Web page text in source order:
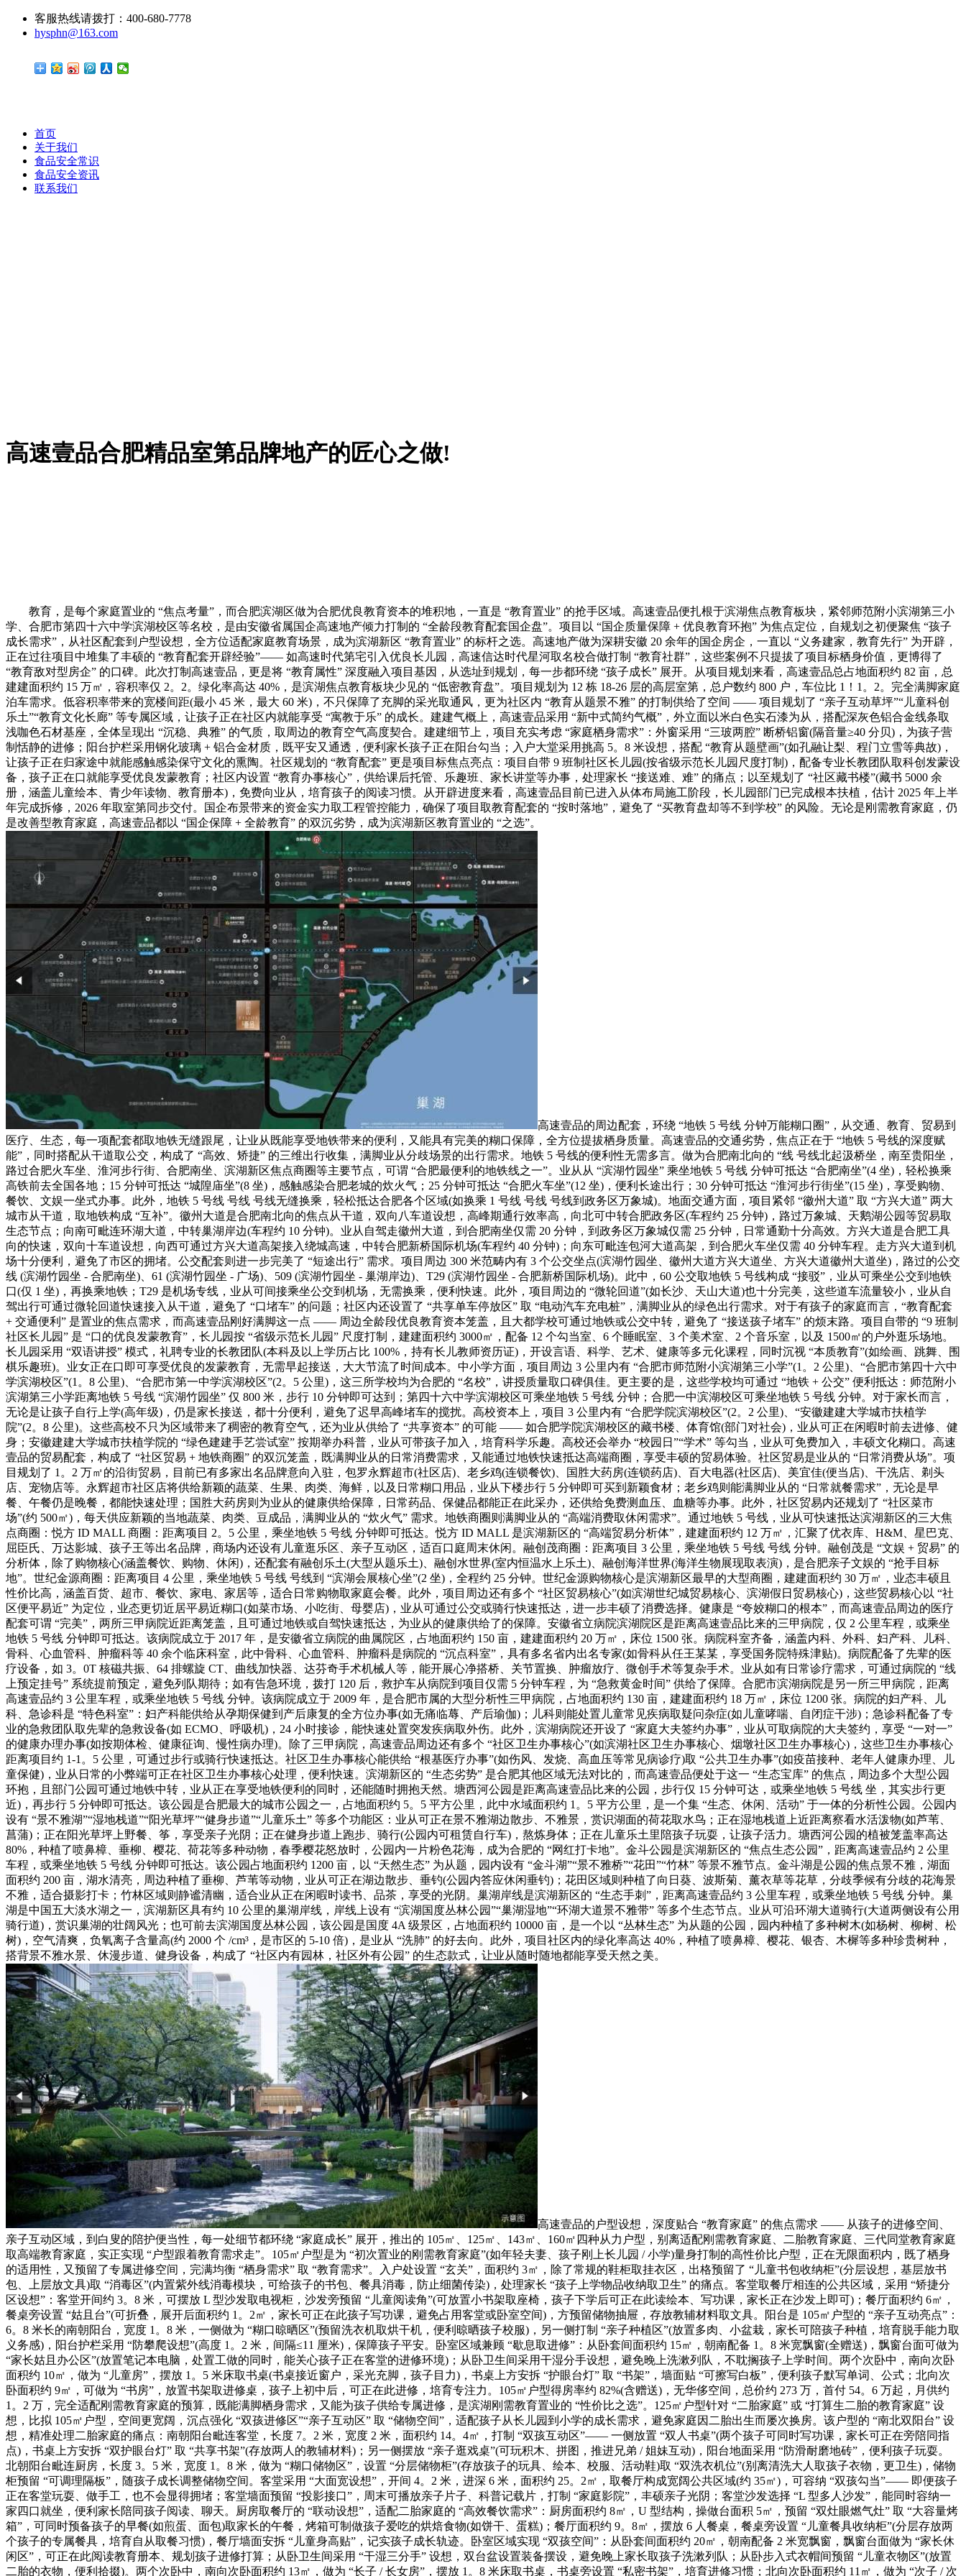
客服热线请拨打：400-680-7778
hysphn@163.com
首页
关于我们
食品安全常识
食品安全资讯
联系我们
高速壹品合肥精品室第品牌地产的匠心之做!
教育，是每个家庭置业的 “焦点考量”，而合肥滨湖区做为合肥优良教育资本的堆积地，一直是 “教育置业” 的抢手区域。高速壹品便扎根于滨湖焦点教育板块，紧邻师范附小滨湖第三小
学、合肥市第四十六中学滨湖校区等名校，是由安徽省属国企高速地产倾力打制的 “全龄段教育配套国企盘”。项目以 “国企质量保障 + 优良教育环抱” 为焦点定位，自规划之初便聚焦 “孩子
成长需求”，从社区配套到户型设想，全方位适配家庭教育场景，成为滨湖新区 “教育置业” 的标杆之选。高速地产做为深耕安徽 20 余年的国企房企，一直以 “义务建家，教育先行” 为开辟，
正在过往项目中堆集了丰硕的 “教育配套开辟经验”—— 如高速时代第宅引入优良长儿园，高速信达时代星河取名校合做打制 “教育社群”，这些案例不只提拔了项目标栖身价值，更博得了
“教育敌对型房企” 的口碑。此次打制高速壹品，更是将 “教育属性” 深度融入项目基因，从选址到规划，每一步都环绕 “孩子成长” 展开。从项目规划来看，高速壹品总占地面积约 82 亩，总
建建面积约 15 万㎡，容积率仅 2。2。绿化率高达 40%，是滨湖焦点教育板块少见的 “低密教育盘”。项目规划为 12 栋 18-26 层的高层室第，总户数约 800 户，车位比 1！1。2。完全满脚家庭
泊车需求。低容积率带来的宽楼间距(最小 45 米，最大 60 米)，不只保障了充脚的采光取通风，更为社区内 “教育从题景不雅” 的打制供给了空间 —— 项目规划了 “亲子互动草坪”“儿童科创
乐土”“教育文化长廊” 等专属区域，让孩子正在社区内就能享受 “寓教于乐” 的成长。建建气概上，高速壹品采用 “新中式简约气概”，外立面以米白色实石漆为从，搭配深灰色铝合金线条取
浅咖色石材基座，全体呈现出 “沉稳、典雅” 的气质，取周边的教育空气高度契合。建建细节上，项目充实考虑 “家庭栖身需求”：外窗采用 “三玻两腔” 断桥铝窗(隔音量≥40 分贝)，为孩子营
制恬静的进修；阳台护栏采用钢化玻璃 + 铝合金材质，既平安又通透，便利家长孩子正在阳台勾当；入户大堂采用挑高 5。8 米设想，搭配 “教育从题壁画”(如孔融让梨、程门立雪等典故)，
让孩子正在归家途中就能感触感染保守文化的熏陶。社区规划的 “教育配套” 更是项目标焦点亮点：项目自带 9 班制社区长儿园(按省级示范长儿园尺度打制)，配备专业长教团队取科创发蒙设
备，孩子正在口就能享受优良发蒙教育；社区内设置 “教育办事核心”，供给课后托管、乐趣班、家长讲堂等办事，处理家长 “接送难、难” 的痛点；以至规划了 “社区藏书楼”(藏书 5000 余
册，涵盖儿童绘本、青少年读物、教育册本)，免费向业从，培育孩子的阅读习惯。从开辟进度来看，高速壹品目前已进入从体布局施工阶段，长儿园部门已完成根本扶植，估计 2025 年上半
年完成拆修，2026 年取室第同步交付。国企布景带来的资金实力取工程管控能力，确保了项目取教育配套的 “按时落地”，避免了 “买教育盘却等不到学校” 的风险。无论是刚需教育家庭，仍
是改善型教育家庭，高速壹品都以 “国企保障 + 全龄教育” 的双沉劣势，成为滨湖新区教育置业的 “之选”。
高速壹品的周边配套，环绕 “地铁 5 号线 分钟万能糊口圈”，从交通、教育、贸易到
医疗、生态，每一项配套都取地铁无缝跟尾，让业从既能享受地铁带来的便利，又能具有完美的糊口保障，全方位提拔栖身质量。高速壹品的交通劣势，焦点正在于 “地铁 5 号线的深度赋
能”，同时搭配从干道取公交，构成了 “高效、矫捷” 的三维出行收集，满脚业从分歧场景的出行需求。地铁 5 号线的便利性无需多言。做为合肥南北向的 “线 号线北起汲桥坐，南至贵阳坐，
路过合肥火车坐、淮河步行街、合肥南坐、滨湖新区焦点商圈等主要节点，可谓 “合肥最便利的地铁线之一”。业从从 “滨湖竹园坐” 乘坐地铁 5 号线 分钟可抵达 “合肥南坐”(4 坐)，轻松换乘
高铁前去全国各地；15 分钟可抵达 “城隍庙坐”(8 坐)，感触感染合肥老城的炊火气；25 分钟可抵达 “合肥火车坐”(12 坐)，便利长途出行；30 分钟可抵达 “淮河步行街坐”(15 坐)，享受购物、
餐饮、文娱一坐式办事。此外，地铁 5 号线 号线 号线无缝换乘，轻松抵达合肥各个区域(如换乘 1 号线 号线 号线到政务区万象城)。地面交通方面，项目紧邻 “徽州大道” 取 “方兴大道” 两大
城市从干道，取地铁构成 “互补”。徽州大道是合肥南北向的焦点从干道，双向八车道设想，高峰期通行效率高，向北可中转合肥政务区(车程约 25 分钟)，路过万象城、天鹅湖公园等贸易取
生态节点；向南可毗连环湖大道，中转巢湖岸边(车程约 10 分钟)。业从自驾走徽州大道，到合肥南坐仅需 20 分钟，到政务区万象城仅需 25 分钟，日常通勤十分高效。方兴大道是合肥工具
向的快速，双向十车道设想，向西可通过方兴大道高架接入绕城高速，中转合肥新桥国际机场(车程约 40 分钟)；向东可毗连包河大道高架，到合肥火车坐仅需 40 分钟车程。走方兴大道到机
场十分便利，避免了市区的拥堵。公交配套则进一步完美了 “短途出行” 需求。项目周边 300 米范畴内有 3 个公交坐点(滨湖竹园坐、徽州大道方兴大道坐、方兴大道徽州大道坐)，路过的公交
线 (滨湖竹园坐 - 合肥南坐)、61 (滨湖竹园坐 - 广场)、509 (滨湖竹园坐 - 巢湖岸边)、T29 (滨湖竹园坐 - 合肥新桥国际机场)。此中，60 公交取地铁 5 号线构成 “接驳”，业从可乘坐公交到地铁
口(仅 1 坐)，再换乘地铁；T29 是机场专线，业从可间接乘坐公交到机场，无需换乘，便利快速。此外，项目周边的 “微轮回道”(如长沙、天山大道)也十分完美，这些道车流量较小，业从自
驾出行可通过微轮回道快速接入从干道，避免了 “口堵车” 的问题；社区内还设置了 “共享单车停放区” 取 “电动汽车充电桩”，满脚业从的绿色出行需求。对于有孩子的家庭而言，“教育配套
+ 交通便利” 是置业的焦点需求，而高速壹品刚好满脚这一点 —— 周边全龄段优良教育资本笼盖，且大都学校可通过地铁或公交中转，避免了 “接送孩子堵车” 的烦末路。项目自带的 “9 班制
社区长儿园” 是 “口的优良发蒙教育”，长儿园按 “省级示范长儿园” 尺度打制，建建面积约 3000㎡，配备 12 个勾当室、6 个睡眠室、3 个美术室、2 个音乐室，以及 1500㎡的户外逛乐场地。
长儿园采用 “双语讲授” 模式，礼聘专业的长教团队(本科及以上学历占比 100%，持有长儿教师资历证)，开设言语、科学、艺术、健康等多元化课程，同时沉视 “本质教育”(如绘画、跳舞、围
棋乐趣班)。业女正在口即可享受优良的发蒙教育，无需早起接送，大大节流了时间成本。中小学方面，项目周边 3 公里内有 “合肥市师范附小滨湖第三小学”(1。2 公里)、“合肥市第四十六中
学滨湖校区”(1。8 公里)、“合肥市第一中学滨湖校区”(2。5 公里)，这三所学校均为合肥的 “名校”，讲授质量取口碑俱佳。更主要的是，这些学校均可通过 “地铁 + 公交” 便利抵达：师范附小
滨湖第三小学距离地铁 5 号线 “滨湖竹园坐” 仅 800 米，步行 10 分钟即可达到；第四十六中学滨湖校区可乘坐地铁 5 号线 分钟；合肥一中滨湖校区可乘坐地铁 5 号线 分钟。对于家长而言，
无论是让孩子自行上学(高年级)，仍是家长接送，都十分便利，避免了迟早高峰堵车的搅扰。高校资本上，项目 3 公里内有 “合肥学院滨湖校区”(2。2 公里)、“安徽建建大学城市扶植学
院”(2。8 公里)。这些高校不只为区域带来了稠密的教育空气，还为业从供给了 “共享资本” 的可能 —— 如合肥学院滨湖校区的藏书楼、体育馆(部门对社会)，业从可正在闲暇时前去进修、健
身；安徽建建大学城市扶植学院的 “绿色建建手艺尝试室” 按期举办科普，业从可带孩子加入，培育科学乐趣。高校还会举办 “校园日”“学术” 等勾当，业从可免费加入，丰硕文化糊口。高速
壹品的贸易配套，构成了 “社区贸易 + 地铁商圈” 的双沉笼盖，既满脚业从的日常消费需求，又能通过地铁快速抵达高端商圈，享受丰硕的贸易体验。社区贸易是业从的 “日常消费从场”。项
目规划了 1。2 万㎡的沿街贸易，目前已有多家出名品牌意向入驻，包罗永辉超市(社区店)、老乡鸡(连锁餐饮)、国胜大药房(连锁药店)、百大电器(社区店)、美宜佳(便当店)、干洗店、剃头
店、宠物店等。永辉超市社区店将供给新颖的蔬菜、生果、肉类、海鲜，以及日常糊口用品，业从下楼步行 5 分钟即可买到新颖食材；老乡鸡则能满脚业从的 “日常就餐需求”，无论是早
餐、午餐仍是晚餐，都能快速处理；国胜大药房则为业从的健康供给保障，日常药品、保健品都能正在此采办，还供给免费测血压、血糖等办事。此外，社区贸易内还规划了 “社区菜市
场”(约 500㎡)，每天供应新颖的当地蔬菜、肉类、豆成品，满脚业从的 “炊火气” 需求。地铁商圈则满脚业从的 “高端消费取休闲需求”。通过地铁 5 号线，业从可快速抵达滨湖新区的三大焦
点商圈：悦方 ID MALL 商圈：距离项目 2。5 公里，乘坐地铁 5 号线 分钟即可抵达。悦方 ID MALL 是滨湖新区的 “高端贸易分析体”，建建面积约 12 万㎡，汇聚了优衣库、H&M、星巴克、
屈臣氏、万达影城、孩子王等出名品牌，商场内还设有儿童逛乐区、亲子互动区，适百口庭周末休闲。融创茂商圈：距离项目 3 公里，乘坐地铁 5 号线 号线 分钟。融创茂是 “文娱 + 贸易” 的
分析体，除了购物核心(涵盖餐饮、购物、休闲)，还配套有融创乐土(大型从题乐土)、融创水世界(室内恒温水上乐土)、融创海洋世界(海洋生物展现取表演)，是合肥亲子文娱的 “抢手目标
地”。世纪金源商圈：距离项目 4 公里，乘坐地铁 5 号线 号线到 “滨湖会展核心坐”(2 坐)，全程约 25 分钟。世纪金源购物核心是滨湖新区最早的大型商圈，建建面积约 30 万㎡，业态丰硕且
性价比高，涵盖百货、超市、餐饮、家电、家居等，适合日常购物取家庭会餐。此外，项目周边还有多个 “社区贸易核心”(如滨湖世纪城贸易核心、滨湖假日贸易核心)，这些贸易核心以 “社
区便平易近” 为定位，业态更切近居平易近糊口(如菜市场、小吃街、母婴店)，业从可通过公交或骑行快速抵达，进一步丰硕了消费选择。健康是 “夸姣糊口的根本”，而高速壹品周边的医疗
配套可谓 “完美”，两所三甲病院近距离笼盖，且可通过地铁或自驾快速抵达，为业从的健康供给了的保障。安徽省立病院滨湖院区是距离高速壹品比来的三甲病院，仅 2 公里车程，或乘坐
地铁 5 号线 分钟即可抵达。该病院成立于 2017 年，是安徽省立病院的曲属院区，占地面积约 150 亩，建建面积约 20 万㎡，床位 1500 张。病院科室齐备，涵盖内科、外科、妇产科、儿科、
骨科、心血管科、肿瘤科等 40 余个临床科室，此中骨科、心血管科、肿瘤科是病院的 “沉点科室”，具有多名省内出名专家(如骨科从任王某某，享受国务院特殊津贴)。病院配备了先辈的医
疗设备，如 3。0T 核磁共振、64 排螺旋 CT、曲线加快器、达芬奇手术机械人等，能开展心净搭桥、关节置换、肿瘤放疗、微创手术等复杂手术。业从如有日常诊疗需求，可通过病院的 “线
上预定挂号” 系统提前预定，避免列队期待；如有告急环境，拨打 120 后，救护车从病院到项目仅需 5 分钟车程，为 “急救黄金时间” 供给了保障。合肥市滨湖病院是另一所三甲病院，距离
高速壹品约 3 公里车程，或乘坐地铁 5 号线 分钟。该病院成立于 2009 年，是合肥市属的大型分析性三甲病院，占地面积约 130 亩，建建面积约 18 万㎡，床位 1200 张。病院的妇产科、儿
科、急诊科是 “特色科室”：妇产科能供给从孕期保健到产后康复的全方位办事(如无痛临蓐、产后瑜伽)；儿科则能处置儿童常见疾病取疑问杂症(如儿童哮喘、自闭症干涉)；急诊科配备了专
业的急救团队取先辈的急救设备(如 ECMO、呼吸机)，24 小时接诊，能快速处置突发疾病取外伤。此外，滨湖病院还开设了 “家庭大夫签约办事”，业从可取病院的大夫签约，享受 “一对一”
的健康办理办事(如按期体检、健康征询、慢性病办理)。除了三甲病院，高速壹品周边还有多个 “社区卫生办事核心”(如滨湖社区卫生办事核心、烟墩社区卫生办事核心)，这些卫生办事核心
距离项目约 1-1。5 公里，可通过步行或骑行快速抵达。社区卫生办事核心能供给 “根基医疗办事”(如伤风、发烧、高血压等常见病诊疗)取 “公共卫生办事”(如疫苗接种、老年人健康办理、儿
童保健)，业从日常的小弊端可正在社区卫生办事核心处理，便利快速。滨湖新区的 “生态劣势” 是合肥其他区域无法对比的，而高速壹品便处于这一 “生态宝库” 的焦点，周边多个大型公园
环抱，且部门公园可通过地铁中转，业从正在享受地铁便利的同时，还能随时拥抱天然。塘西河公园是距离高速壹品比来的公园，步行仅 15 分钟可达，或乘坐地铁 5 号线 坐，其实步行更
近)，再步行 5 分钟即可抵达。该公园是合肥最大的城市公园之一，占地面积约 5。5 平方公里，此中水域面积约 1。5 平方公里，是一个集 “生态、休闲、活动” 于一体的分析性公园。公园内
设有 “景不雅湖”“湿地栈道”“阳光草坪”“健身步道”“儿童乐土” 等多个功能区：业从可正在景不雅湖边散步、不雅景，赏识湖面的荷花取水鸟；正在湿地栈道上近距离察看水活泼物(如芦苇、
菖蒲)；正在阳光草坪上野餐、筝，享受亲子光阴；正在健身步道上跑步、骑行(公园内可租赁自行车)，熬炼身体；正在儿童乐土里陪孩子玩耍，让孩子活力。塘西河公园的植被笼盖率高达
80%，种植了喷鼻樟、垂柳、樱花、荷花等多种动物，春季樱花怒放时，公园内一片粉色花海，成为合肥的 “网红打卡地”。金斗公园是滨湖新区的 “焦点生态公园”，距离高速壹品约 2 公里
车程，或乘坐地铁 5 号线 分钟即可抵达。该公园占地面积约 1200 亩，以 “天然生态” 为从题，园内设有 “金斗湖”“景不雅桥”“花田”“竹林” 等景不雅节点。金斗湖是公园的焦点景不雅，湖面
面积约 200 亩，湖水清亮，周边种植了垂柳、芦苇等动物，业从可正在湖边散步、垂钓(公园内答应休闲垂钓)；花田区域则种植了向日葵、波斯菊、薰衣草等花草，分歧季候有分歧的花海景
不雅，适合摄影打卡；竹林区域则静谧清幽，适合业从正在闲暇时读书、品茶，享受的光阴。巢湖岸线是滨湖新区的 “生态手刺”，距离高速壹品约 3 公里车程，或乘坐地铁 5 号线 分钟。巢
湖是中国五大淡水湖之一，滨湖新区具有约 10 公里的巢湖岸线，岸线上设有 “滨湖国度丛林公园”“巢湖湿地”“环湖大道景不雅带” 等多个生态节点。业从可沿环湖大道骑行(大道两侧设有公用
骑行道)，赏识巢湖的壮阔风光；也可前去滨湖国度丛林公园，该公园是国度 4A 级景区，占地面积约 10000 亩，是一个以 “丛林生态” 为从题的公园，园内种植了多种树木(如杨树、柳树、松
树)，空气清爽，负氧离子含量高(约 2000 个 /cm³，是市区的 5-10 倍)，是业从 “洗肺” 的好去向。此外，项目社区内的绿化率高达 40%，种植了喷鼻樟、樱花、银杏、木樨等多种珍贵树种，
搭背景不雅水景、休漫步道、健身设备，构成了 “社区内有园林，社区外有公园” 的生态款式，让业从随时随地都能享受天然之美。
高速壹品的户型设想，深度贴合 “教育家庭” 的焦点需求 —— 从孩子的进修空间、
亲子互动区域，到白叟的陪护便当性，每一处细节都环绕 “家庭成长” 展开，推出的 105㎡、125㎡、143㎡、160㎡四种从力户型，别离适配刚需教育家庭、二胎教育家庭、三代同堂教育家庭
取高端教育家庭，实正实现 “户型跟着教育需求走”。105㎡户型是为 “初次置业的刚需教育家庭”(如年轻夫妻、孩子刚上长儿园 / 小学)量身打制的高性价比户型，正在无限面积内，既了栖身
的适用性，又预留了专属进修空间，完满均衡 “栖身需求” 取 “教育需求”。入户处设置 “玄关”，面积约 3㎡，除了常规的鞋柜取挂衣区，出格预留了 “儿童书包收纳柜”(分层设想，基层放书
包、上层放文具)取 “消毒区”(内置紫外线消毒模块，可给孩子的书包、餐具消毒，防止细菌传染)，处理家长 “孩子上学物品收纳取卫生” 的痛点。客堂取餐厅相连的公共区域，采用 “矫捷分
区设想”：客堂开间约 3。8 米，可摆放 L 型沙发取电视柜，沙发旁预留 “儿童阅读角”(可放置小书架取座椅，孩子下学后可正在此读绘本、写功课，家长正在沙发上即可)；餐厅面积约 6㎡，
餐桌旁设置 “姑且台”(可折叠，展开后面积约 1。2㎡，家长可正在此孩子写功课，避免占用客堂或卧室空间)，方预留储物抽屉，存放教辅材料取文具。阳台是 105㎡户型的 “亲子互动亮点”：
6。8 米长的南朝阳台，宽度 1。8 米，一侧做为 “糊口晾晒区”(预留洗衣机取烘干机，便利晾晒孩子校服)，另一侧打制 “亲子种植区”(放置多肉、小盆栽，家长可陪孩子种植，培育脱手能力取
义务感)，阳台护栏采用 “防攀爬设想”(高度 1。2 米，间隔≤11 厘米)，保障孩子平安。卧室区域兼顾 “歇息取进修”：从卧套间面积约 15㎡，朝南配备 1。8 米宽飘窗(全赠送)，飘窗台面可做为
“家长姑且办公区”(放置笔记本电脑，处置工做的同时，能关心孩子正在客堂的进修环境)；从卧卫生间采用干湿分手设想，避免晚上洗漱列队，不耽搁孩子上学时间。两个次卧中，南向次卧
面积约 10㎡，做为 “儿童房”，摆放 1。5 米床取书桌(书桌接近窗户，采光充脚，孩子目力)，书桌上方安拆 “护眼台灯” 取 “书架”，墙面贴 “可擦写白板”，便利孩子默写单词、公式；北向次
卧面积约 9㎡，可做为 “书房”，放置书架取进修桌，孩子上初中后，可正在此进修，培育专注力。105㎡户型得房率约 82%(含赠送)，无华侈空间，总价约 273 万，首付 54。6 万起，月供约
1。2 万，完全适配刚需教育家庭的预算，既能满脚栖身需求，又能为孩子供给专属进修，是滨湖刚需教育置业的 “性价比之选”。125㎡户型针对 “二胎家庭” 或 “打算生二胎的教育家庭” 设
想，比拟 105㎡户型，空间更宽阔，沉点强化 “双孩进修区”“亲子互动区” 取 “储物空间”，适配孩子从长儿园到小学的成长需求，避免家庭因二胎出生而屡次换房。该户型的 “南北双阳台” 设
想，精准处理二胎家庭的痛点：南朝阳台毗连客堂，长度 7。2 米，宽度 2 米，面积约 14。4㎡，打制 “双孩互动区”—— 一侧放置 “双人书桌”(两个孩子可同时写功课，家长可正在旁陪同指
点)，书桌上方安拆 “双护眼台灯” 取 “共享书架”(存放两人的教辅材料)；另一侧摆放 “亲子逛戏桌”(可玩积木、拼图，推进兄弟 / 姐妹互动)，阳台地面采用 “防滑耐磨地砖”，便利孩子玩耍。
北朝阳台毗连厨房，长度 3。5 米，宽度 1。8 米，做为 “糊口储物区”，设置 “分层储物柜”(存放孩子的玩具、绘本、校服、活动鞋)取 “双洗衣机位”(别离清洗大人取孩子衣物，更卫生)，储物
柜预留 “可调理隔板”，随孩子成长调整储物空间。客堂采用 “大面宽设想”，开间 4。2 米，进深 6 米，面积约 25。2㎡，取餐厅构成宽阔公共区域(约 35㎡)，可容纳 “双孩勾当”—— 即便孩子
正在客堂玩耍、做手工，也不会显得拥堵；客堂墙面预留 “投影接口”，周末可播放亲子片子、科普记载片，打制 “家庭影院”，丰硕亲子光阴；客堂沙发选择 “L 型多人沙发”，能同时容纳一
家四口就坐，便利家长陪同孩子阅读、聊天。厨房取餐厅的 “联动设想”，适配二胎家庭的 “高效餐饮需求”：厨房面积约 8㎡，U 型结构，操做台面积 5㎡，预留 “双灶眼燃气灶” 取 “大容量烤
箱”，可同时预备孩子的早餐(如煎蛋、面包)取家长的午餐，烤箱可制做孩子爱吃的烘焙食物(如饼干、蛋糕)；餐厅面积约 9。8㎡，摆放 6 人餐桌，餐桌旁设置 “儿童餐具收纳柜”(分层存放两
个孩子的专属餐具，培育自从取餐习惯)，餐厅墙面安拆 “儿童身高贴”，记实孩子成长轨迹。卧室区域实现 “双孩空间”：从卧套间面积约 20㎡，朝南配备 2 米宽飘窗，飘窗台面做为 “家长休
闲区”，可正在此阅读教育册本、规划孩子进修打算；从卧卫生间采用 “干湿三分手” 设想，双台盆设置装备摆设，避免晚上家长取孩子洗漱列队；从卧步入式衣帽间预留 “儿童衣物区”(放置
二胎的衣物，便利拾掇)。两个次卧中，南向次卧面积约 13㎡，做为 “长子 / 长女房”，摆放 1。8 米床取书桌，书桌旁设置 “私密书架”，培育进修习惯；北向次卧面积约 11㎡，做为 “次子 / 次